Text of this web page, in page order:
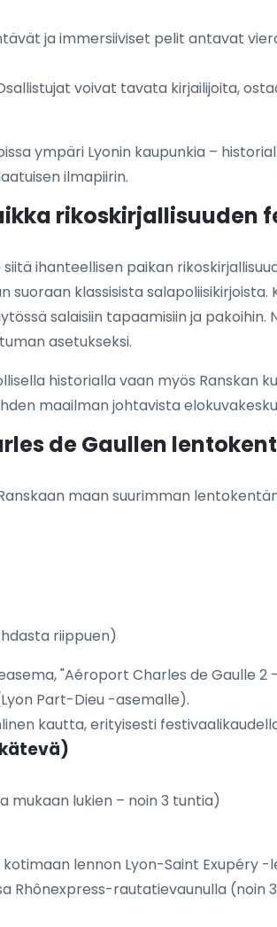
ja immersiiviset pelit antavat
voivat tavata kirjailijoita,
ympäri Lyonin kaupunkia –
ilmapiirin.
rikoskirjallisuuden
ihanteellisen paikan
suoraan klassisista
salaisiin tapaamisiin ja
asetukseksi.
historialla vaan myös Ranskan
maailman johtavista
de Gaullen
maan suurimman
riippuen)
"Aéroport Charles de Gaulle 2
Part-Dieu -asemalle).
kautta, erityisesti
lukien – noin 3 tuntia)
lennon Lyon-Saint Exupéry -
Rhônexpress-rautatievaunulla (noin